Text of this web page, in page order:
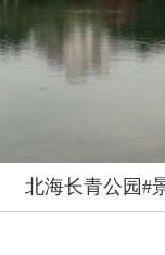
北海长青公园#